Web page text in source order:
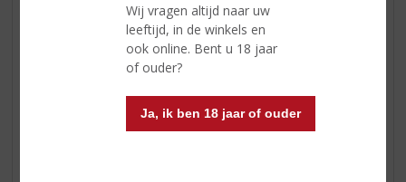
Wij vragen altijd naar uw
leeftijd, in de winkels en
ook online. Bent u 18 jaar
of ouder?
Ja, ik ben 18 jaar of ouder
NIEUWE BIEREN
NIEUWE WHISKY
NIEUW OVERIG
WIJN VAN DE MAAND
WHISKY VAN DE MAAND